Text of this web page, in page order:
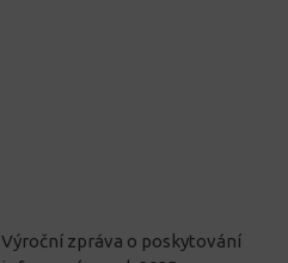
Výroční zpráva o poskytování